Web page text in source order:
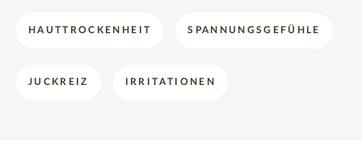
HAUTTROCKENHEIT SPANNUNGSGEFÜHLE
JUCKREIZ IRRITATIONEN